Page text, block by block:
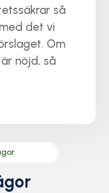
så
det vi
Om
nöjd, så